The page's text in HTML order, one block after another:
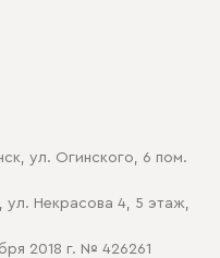
cookieул. Огинского, 6 пом.
Некрасова 4, 5 этаж,
2018 г. № 426261